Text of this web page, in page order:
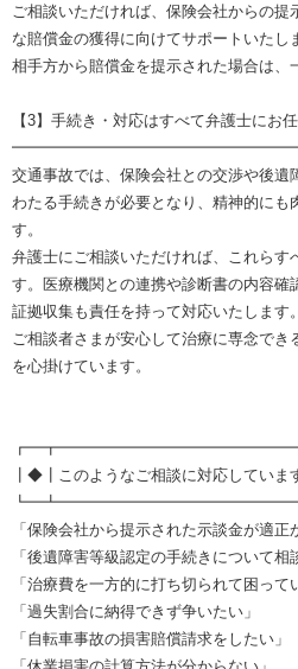
ご相談いただければ、保険会社からの提
な賠償金の獲得に向けてサポートいたし
相手方から賠償金を提示された場合は、
【3】手続き・対応はすべて弁護士にお
交通事故では、保険会社との交渉や後遺
わたる手続きが必要となり、精神的にも
す。
弁護士にご相談いただければ、これらす
す。医療機関との連携や診断書の内容確
証拠収集も責任を持って対応いたします。
ご相談者さまが安心して治療に専念でき
を心掛けています。
┃◆┃このようなご相談に対応していま
「保険会社から提示された示談金が適正
「後遺障害等級認定の手続きについて相
「治療費を一方的に打ち切られて困って
「過失割合に納得できず争いたい」
「自転車事故の損害賠償請求をしたい」